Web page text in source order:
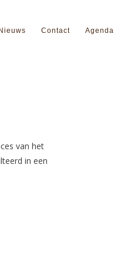
Nieuws Contact Agenda
van het
in een